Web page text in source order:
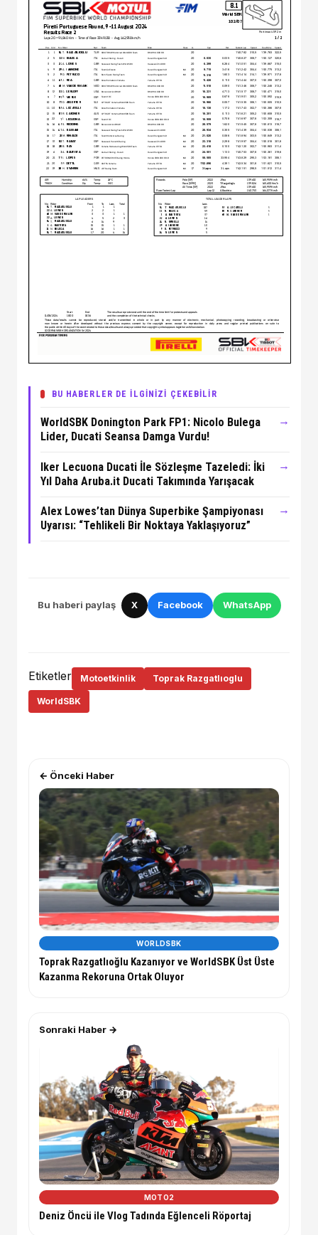
BU HABERLER DE İLGİNİZİ ÇEKEBİLİR
WorldSBK Donington Park FP1: Nicolo Bulega
Lider, Ducati Seansa Damga Vurdu!
→
Iker Lecuona Ducati İle Sözleşme Tazeledi: İki
Yıl Daha Aruba.it Ducati Takımında Yarışacak
→
Alex Lowes’tan Dünya Superbike Şampiyonası
Uyarısı: “Tehlikeli Bir Noktaya Yaklaşıyoruz”
→
Bu haberi paylaş X Facebook WhatsApp
Etiketler Motoetkinlik Toprak Razgatlıoglu
WorldSBK
← Önceki Haber
WORLDSBK
Toprak Razgatlıoğlu Kazanıyor ve WorldSBK Üst Üste
Kazanma Rekoruna Ortak Oluyor
Sonraki Haber →
MOTO2
Deniz Öncü ile Vlog Tadında Eğlenceli Röportaj